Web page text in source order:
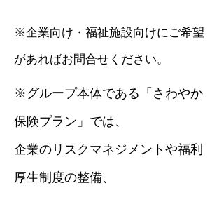
※企業向け・福祉施設向けにご希望
があればお問合せください。
※グループ本体である「さわやか
保険プラン」では、
企業のリスクマネジメントや福利
厚生制度の整備、